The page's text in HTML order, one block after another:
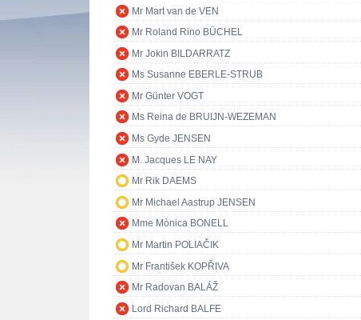
Mr Mart van de VEN
Mr Roland Rino BÜCHEL
Mr Jokin BILDARRATZ
Ms Susanne EBERLE-STRUB
Mr Günter VOGT
Ms Reina de BRUIJN-WEZEMAN
Ms Gyde JENSEN
M. Jacques LE NAY
Mr Rik DAEMS
Mr Michael Aastrup JENSEN
Mme Mònica BONELL
Mr Martin POLIAČIK
Mr František KOPŘIVA
Mr Radovan BALÁŽ
Lord Richard BALFE